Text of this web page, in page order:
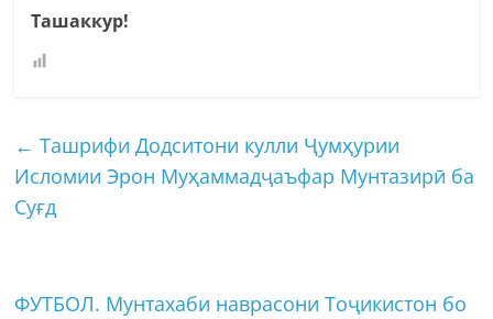
Ташаккур!
← Ташрифи​ Додситони кулли Ҷумҳурии
Исломии Эрон Муҳаммадҷаъфар Мунтазирӣ ба
Суғд
ФУТБОЛ. Мунтахаби наврасони Тоҷикистон бо